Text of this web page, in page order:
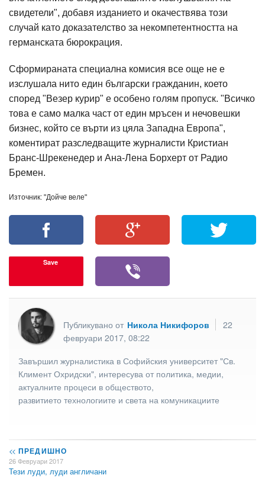
свидетели", добавя изданието и окачествява този
случай като доказателство за некомпетентността на
германската бюрокрация.
Сформираната специална комисия все още не е
изслушала нито един български гражданин, което
според "Везер курир" е особено голям пропуск. "Всичко
това е само малка част от един мръсен и нечовешки
бизнес, който се върти из цяла Западна Европа",
коментират разследващите журналисти Кристиан
Бранс-Шрекенедер и Ана-Лена Борхерт от Радио
Бремен.
Източник: "Дойче веле"
Save
Публикувано от Никола Никифоров
22
февруари 2017, 08:22
Завършил журналистика в Софийския университет "Св.
Климент Охридски", интересува от политика, медии,
актуалните процеси в обществото,
развитието технологиите и света на комуникациите
<< ПРЕДИШНО
26 Февруари 2017
Тези луди, луди англичани